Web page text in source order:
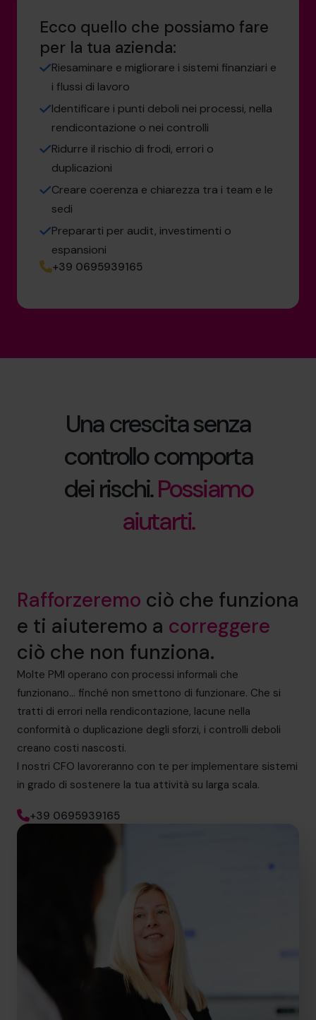
Ecco quello che possiamo fare
per la tua azienda:
Riesaminare e migliorare i sistemi finanziari e
i flussi di lavoro
Identificare i punti deboli nei processi, nella
rendicontazione o nei controlli
Ridurre il rischio di frodi, errori o
duplicazioni
Creare coerenza e chiarezza tra i team e le
sedi
Prepararti per audit, investimenti o
espansioni
+39 0695939165
Una crescita senza
controllo comporta
dei rischi.Possiamo
aiutarti.
Rafforzeremo ciò che funziona
e ti aiuteremo a correggere
ciò che non funziona.
Molte PMI operano con processi informali che
funzionano… finché non smettono di funzionare. Che si
tratti di errori nella rendicontazione, lacune nella
conformità o duplicazione degli sforzi, i controlli deboli
creano costi nascosti.
I nostri CFO lavoreranno con te per implementare sistemi
in grado di sostenere la tua attività su larga scala.
+39 0695939165